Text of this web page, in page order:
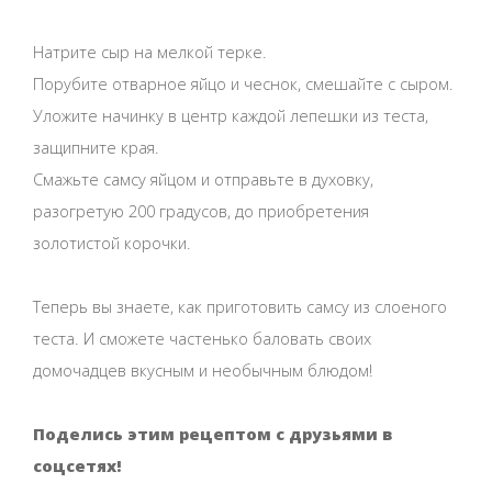
Натрите сыр на мелкой терке.
Порубите отварное яйцо и чеснок, смешайте с сыром.
Уложите начинку в центр каждой лепешки из теста,
защипните края.
Смажьте самсу яйцом и отправьте в духовку,
разогретую 200 градусов, до приобретения
золотистой корочки.
Теперь вы знаете, как приготовить самсу из слоеного
теста. И сможете частенько баловать своих
домочадцев вкусным и необычным блюдом!
Поделись этим рецептом с друзьями в
соцсетях!